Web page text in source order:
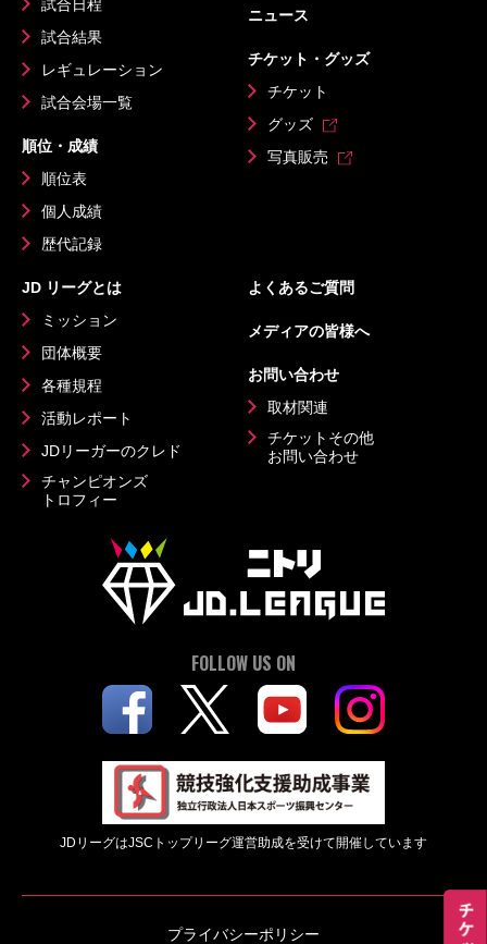
試合日程
試合結果
レギュレーション
試合会場一覧
順位・成績
順位表
個人成績
歴代記録
ニュース
チケット・グッズ
チケット
グッズ
写真販売
JD リーグとは
ミッション
団体概要
各種規程
活動レポート
JDリーガーのクレド
チャンピオンズ
トロフィー
よくあるご質問
メディアの皆様へ
お問い合わせ
取材関連
チケットその他
お問い合わせ
FOLLOW US ON
JDリーグはJSCトップリーグ運営助成を受けて開催しています
プライバシーポリシー